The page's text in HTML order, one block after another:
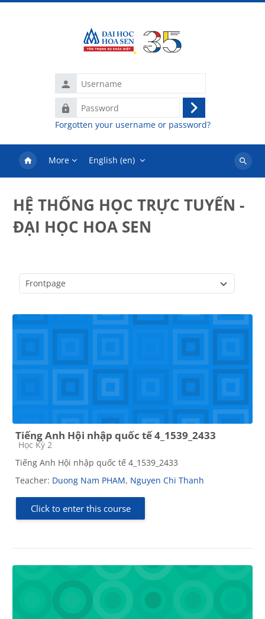
Username
Password
Log
in
Forgotten your username or password?
More English ‎(en)‎
Search
HỆ THỐNG HỌC TRỰC TUYẾN -
ĐẠI HỌC HOA SEN
Tiếng Anh Hội nhập quốc tế 4_1539_2433
Course category
Học Kỳ 2
Tiếng Anh Hội nhập quốc tế 4_1539_2433
Teacher: Duong Nam PHAM, Nguyen Chi Thanh
Click to enter this course